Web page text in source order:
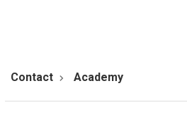
Contact Academy